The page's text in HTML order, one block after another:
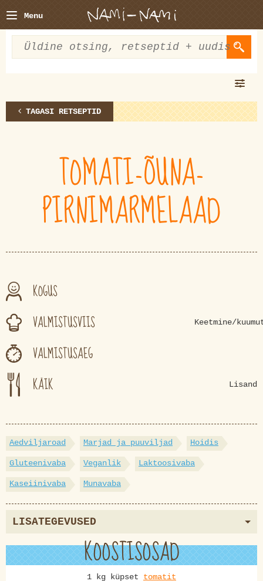
Menu
TAGASI RETSEPTID
TOMATI-ÕUNA-
PIRNIMARMELAAD
KOGUS
VALMISTUSVIIS
Keetmine/
VALMISTUSAEG
KÄIK
Lisand
Aedviljaroad Marjad ja puuviljad Hoidis
Gluteenivaba Veganlik Laktoosivaba
Kaseiinivaba Munavaba
LISATEGEVUSED
KOOSTISOSAD
1 kg küpset tomatit